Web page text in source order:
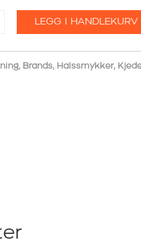
LEGG I HANDLEKURV
, Brands, Halssmykker,